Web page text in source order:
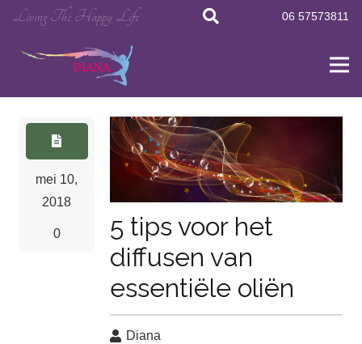
Living The Happy Life 06 57573811
mei 10,
2018
0
5 tips voor het
diffusen van
essentiële oliën
Diana